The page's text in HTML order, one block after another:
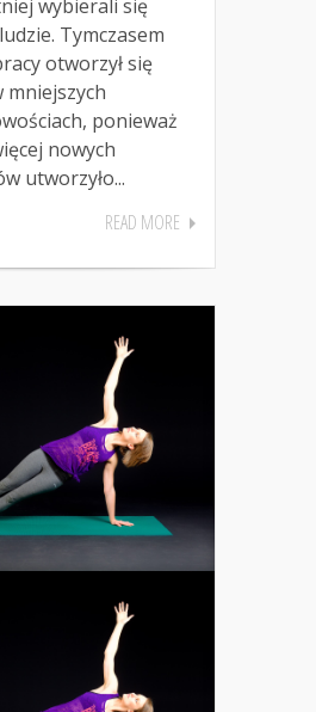
wybierali się
Tymczasem
otworzył się
mniejszych
ponieważ
nowych
utworzyło...
READ MORE